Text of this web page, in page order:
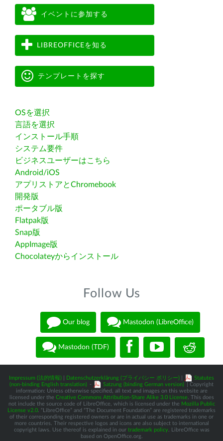
イベントに参加する
LIBREOFFICEを知る
テンプレートを探す
OSを選択
言語を選択
インストール手順
システム要件
ビジネスユーザーはこちら
Android/iOS
アプリストアとChromebook
開発版
ポータブル版
Flatpak版
Snap版
AppImage版
Chocolateyからインストール
Follow Us
Our blog Mastodon (LibreOffice)
Mastodon (TDF)
Impressum (法的情報) Datenschutzerklärung (プライバシー ポリシー)
Statutes
(non-binding English translation) - Satzung (binding German version)
| Copyright
information: Unless otherwise specified, all text and images on this website are
licensed under the Creative Commons Attribution-Share Alike 3.0 License. This does
not include the source code of LibreOffice, which is licensed under the Mozilla Public
License v2.0 . “LibreOffice” and “The Document Foundation” are registered trademarks
of their corresponding registered owners or are in actual use as trademarks in one or
more countries. Their respective logos and icons are also subject to international
copyright laws. Use thereof is explained in our trademark policy. LibreOffice was
based on OpenOffice.org.